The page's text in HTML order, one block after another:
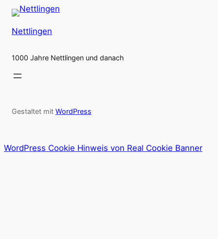
Nettlingen
1000 Jahre Nettlingen und danach
Gestaltet mit WordPress
WordPress Cookie Hinweis von Real Cookie Banner